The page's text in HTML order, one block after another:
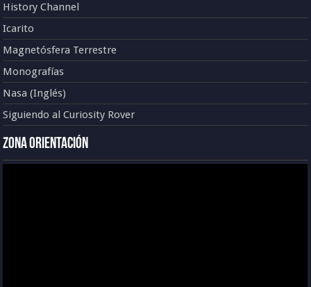
History Channel
Icarito
Magnetósfera Terrestre
Monografías
Nasa (Inglés)
Siguiendo al Curiosity Rover
Zona Orientación